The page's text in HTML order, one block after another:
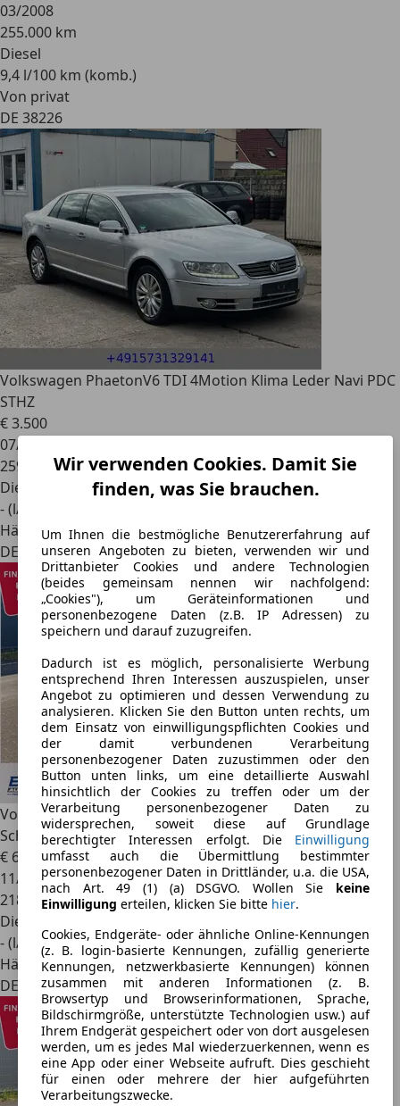
Wir verwenden Cookies. Damit Sie
finden, was Sie brauchen.
Um Ihnen die bestmögliche Benutzererfahrung auf
unseren Angeboten zu bieten, verwenden wir und
Drittanbieter Cookies und andere Technologien
(beides gemeinsam nennen wir nachfolgend:
„Cookies"), um Geräteinformationen und
personenbezogene Daten (z.B. IP Adressen) zu
speichern und darauf zuzugreifen.
Dadurch ist es möglich, personalisierte Werbung
entsprechend Ihren Interessen auszuspielen, unser
Angebot zu optimieren und dessen Verwendung zu
analysieren. Klicken Sie den Button unten rechts, um
dem Einsatz von einwilligungspflichten Cookies und
der damit verbundenen Verarbeitung
personenbezogener Daten zuzustimmen oder den
Button unten links, um eine detaillierte Auswahl
hinsichtlich der Cookies zu treffen oder um der
Verarbeitung personenbezogener Daten zu
widersprechen, soweit diese auf Grundlage
berechtigter Interessen erfolgt. Die Einwilligung
umfasst auch die Übermittlung bestimmter
personenbezogener Daten in Drittländer, u.a. die USA,
nach Art. 49 (1) (a) DSGVO. Wollen Sie keine
Einwilligung erteilen, klicken Sie bitte hier.
Cookies, Endgeräte- oder ähnliche Online-Kennungen
(z. B. login-basierte Kennungen, zufällig generierte
Kennungen, netzwerkbasierte Kennungen) können
zusammen mit anderen Informationen (z. B.
Browsertyp und Browserinformationen, Sprache,
Bildschirmgröße, unterstützte Technologien usw.) auf
Ihrem Endgerät gespeichert oder von dort ausgelesen
werden, um es jedes Mal wiederzuerkennen, wenn es
eine App oder einer Webseite aufruft. Dies geschieht
für einen oder mehrere der hier aufgeführten
Verarbeitungszwecke.
03/2008
255.000 km
Diesel
9,4 l/100 km (komb.)
Von privat
DE 38226
Volkswagen PhaetonV6 TDI 4Motion Klima Leder Navi PDC
STHZ
€ 3.500
07/2008
259.000 km
Diesel
- (l/100 km)
Händler
DE 13127
Volkswagen Phaeton
V6 TDI 4Motion 19 Zoll Voll
Scheckheft
€ 6.500
11/2011
218.764 km
Diesel
- (l/100 km)
Händler
DE 52531